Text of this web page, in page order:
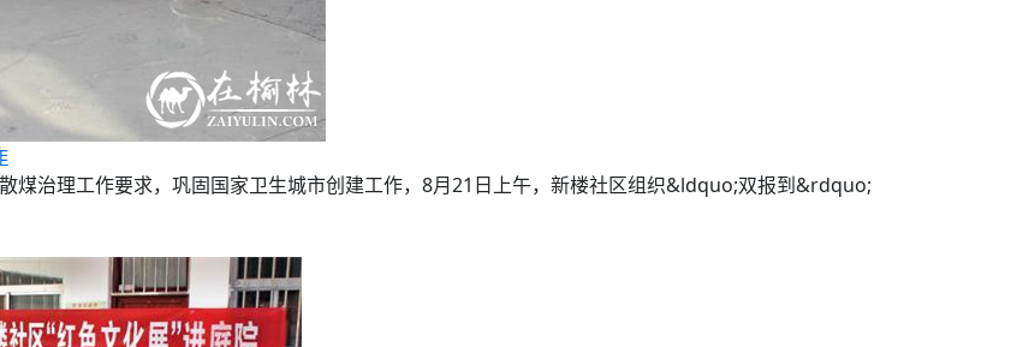
煤治理工作要求，巩固国家卫生城市创建工作，8月21日上午，新楼社区组织&ldquo;双报到&rdquo;